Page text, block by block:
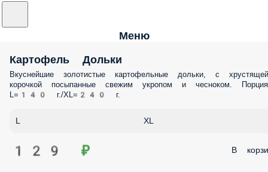
Меню
Картофель Дольки
Вкуснейшие золотистые картофельные дольки, с
корочкой посыпанные свежим укропом и чесноком.
Порция: L=140 г./XL=240 г.
L XL
129 ₽ В